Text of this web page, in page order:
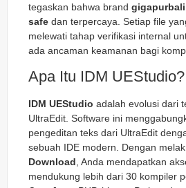
tegaskan bahwa brand
safe dan terpercaya. Setiap file
melewati tahap verifikasi internal
ada ancaman keamanan bagi
Apa Itu IDM UEStudio?
IDM UEStudio adalah evolusi dari
UltraEdit. Software ini
pengeditan teks dari UltraEdit
sebuah IDE modern. Dengan
Download , Anda mendapatkan
mendukung lebih dari 30 kompiler